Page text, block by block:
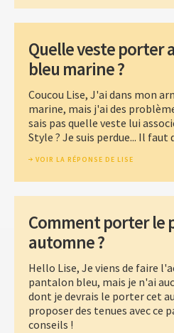
Quelle veste porter
bleu marine ?
Coucou Lise, J'ai dans mon
marine, mais j'ai des
sais pas quelle veste lui
Style ? Je suis perdue... Il faut
VOIR LA RÉPONSE DE LISE
Comment porter le
automne ?
Hello Lise, Je viens de faire
pantalon bleu, mais je n'ai
dont je devrais le porter cet
proposer des tenues avec ce
conseils !